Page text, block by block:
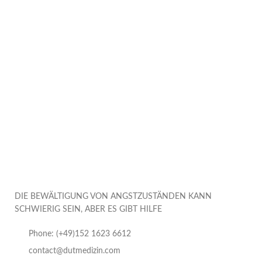
DIE BEWÄLTIGUNG VON ANGSTZUSTÄNDEN KANN
SCHWIERIG SEIN, ABER ES GIBT HILFE
Phone: (+49)152 1623 6612
contact@dutmedizin.com